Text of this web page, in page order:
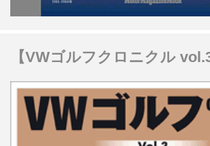
【VWゴルフクロニクル